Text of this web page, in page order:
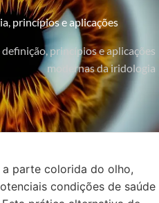
princípios e aplicações
princípios e aplicações
modernas da iridologia
parte colorida do olho,
condições de saúde